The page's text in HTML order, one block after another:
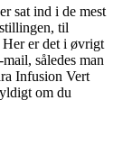
sat ind i de mest
til
Her er det i øvrigt
således man
Infusion Vert
om du